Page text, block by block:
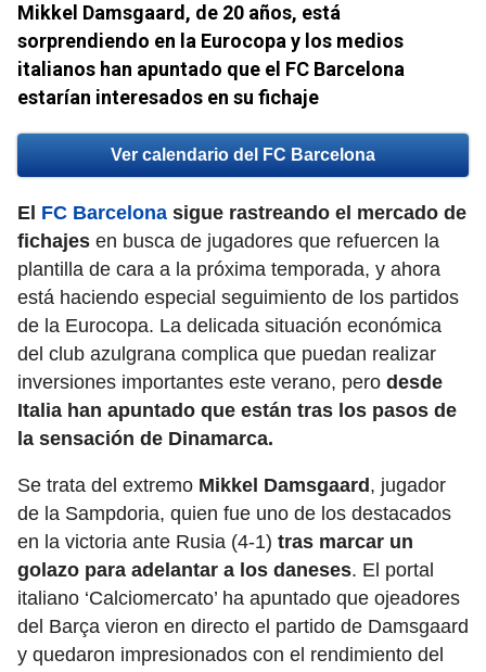
Mikkel Damsgaard, de 20 años, está
sorprendiendo en la Eurocopa y los medios
italianos han apuntado que el FC Barcelona
estarían interesados en su fichaje
Ver calendario del FC Barcelona
El FC Barcelona sigue rastreando el mercado de
fichajes en busca de jugadores que refuercen la
plantilla de cara a la próxima temporada, y ahora
está haciendo especial seguimiento de los partidos
de la Eurocopa. La delicada situación económica
del club azulgrana complica que puedan realizar
inversiones importantes este verano, pero desde
Italia han apuntado que están tras los pasos de
la sensación de Dinamarca.
Se trata del extremo Mikkel Damsgaard , jugador
de la Sampdoria, quien fue uno de los destacados
en la victoria ante Rusia (4-1) tras marcar un
golazo para adelantar a los daneses. El portal
italiano ‘Calciomercato’ ha apuntado que ojeadores
del Barça vieron en directo el partido de Damsgaard
y quedaron impresionados con el rendimiento del